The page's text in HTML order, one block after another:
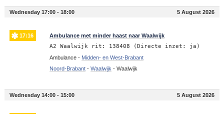
Wednesday 17:00 - 18:00 5 August 2026
17:16 Ambulance met minder haast naar Waalwijk
A2 Waalwijk rit: 138408 (Directe inzet: ja)
Ambulance - Midden- en West-Brabant
Noord-Brabant- Waalwijk - Waalwijk
Wednesday 14:00 - 15:00 5 August 2026